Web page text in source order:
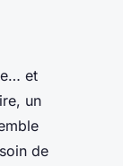
et
un
de